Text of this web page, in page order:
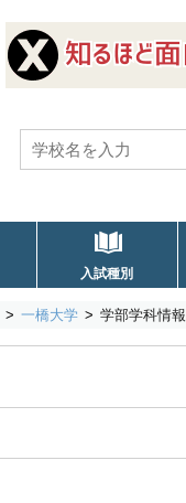
入試種別
一橋大学 学部学科情報